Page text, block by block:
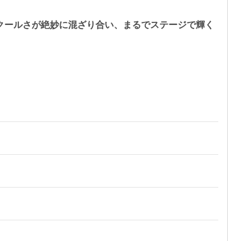
ルさが絶妙に混ざり合い、まるでステージで輝く